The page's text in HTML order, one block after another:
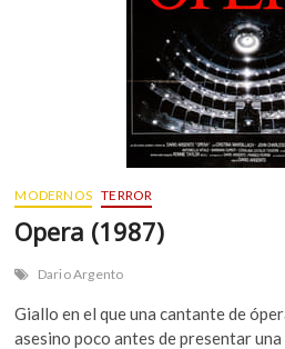
MODERNOS TERROR
Opera (1987)
Dario Argento
Giallo en el que una cantante de
asesino poco antes de presentar